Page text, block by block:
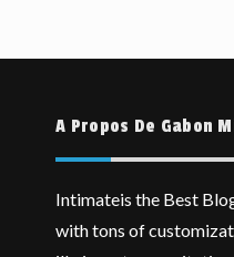
A Propos De Gabon
Intimateis the Best
with tons of